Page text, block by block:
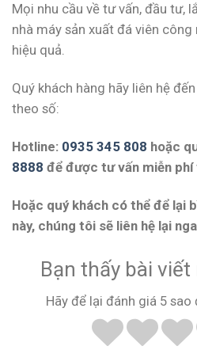
Mọi nhu cầu về tư vấn, đầu tư,
nhà máy sản xuất đá viên
hiệu quả.
Quý khách hàng hãy liên hệ
theo số:
Hotline: 0935 345 808 hoặc
8888 để được tư vấn miễn phí
Hoặc quý khách có thể để lại
này, chúng tôi sẽ liên hệ lại
Bạn thấy bài viết
Hãy để lại đánh giá 5